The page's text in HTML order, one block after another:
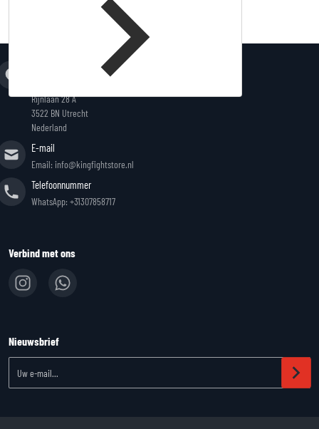
Rijnlaan 28 A
3522 BN Utrecht
Nederland
E-mail
Email: info@kingfightstore.nl
Telefoonnummer
WhatsApp: +31307858717
Verbind met ons
Nieuwsbrief